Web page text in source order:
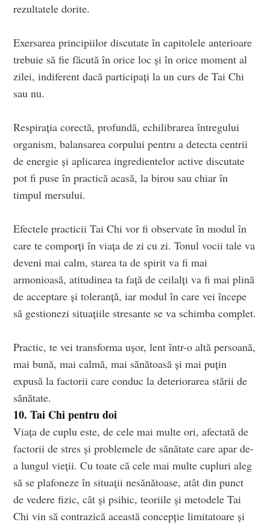
rezultatele dorite.
Exersarea principiilor discutate în capitolele anterioare
trebuie să fie făcută în orice loc și în orice moment al
zilei, indiferent dacă participați la un curs de Tai Chi
sau nu.
Respirația corectă, profundă, echilibrarea întregului
organism, balansarea corpului pentru a detecta centrii
de energie și aplicarea ingredientelor active discutate
pot fi puse în practică acasă, la birou sau chiar în
timpul mersului.
Efectele practicii Tai Chi vor fi observate în modul în
care te comporți în viața de zi cu zi. Tonul vocii tale va
deveni mai calm, starea ta de spirit va fi mai
armonioasă, atitudinea ta față de ceilalți va fi mai plină
de acceptare și toleranță, iar modul în care vei începe
să gestionezi situațiile stresante se va schimba complet.
Practic, te vei transforma ușor, lent într-o altă persoană,
mai bună, mai calmă, mai sănătoasă și mai puțin
expusă la factorii care conduc la deteriorarea stării de
sănătate.
10. Tai Chi pentru doi
Viața de cuplu este, de cele mai multe ori, afectată de
factorii de stres și problemele de sănătate care apar de-
a lungul vieții. Cu toate că cele mai multe cupluri aleg
să se plafoneze în situații nesănătoase, atât din punct
de vedere fizic, cât și psihic, teoriile și metodele Tai
Chi vin să contrazică această concepție limitatoare și